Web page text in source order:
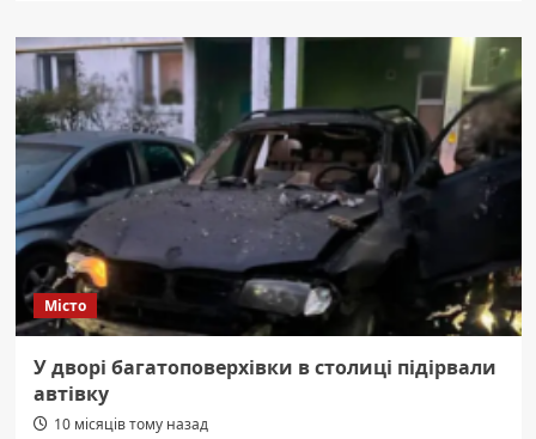
в
Києві
мостів:
перелік,
історії
та
найнесподіваніші
факти
Місто
У дворі багатоповерхівки в столиці підірвали
автівку
10 місяців тому назад